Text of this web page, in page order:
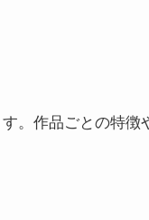
。作品ごとの特徴